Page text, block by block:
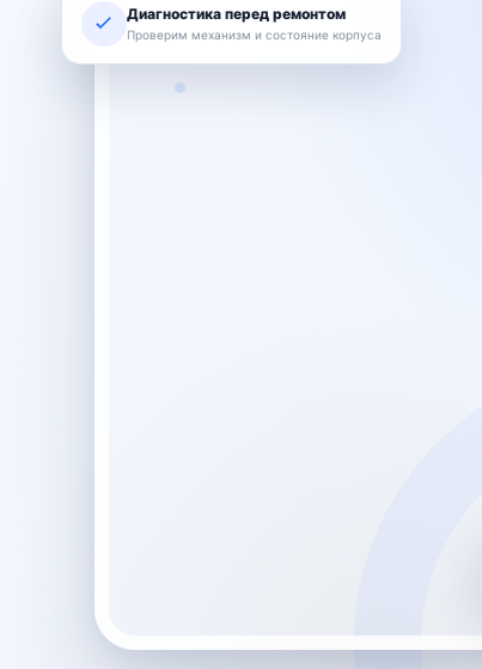
Диагностика перед ремонтом
Проверим механизм и состояние корпуса